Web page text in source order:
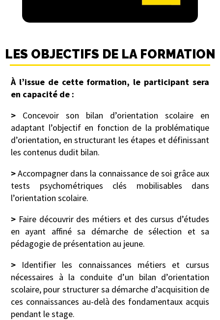
LES OBJECTIFS DE LA FORMATION
À l’issue de cette formation, le participant sera
en capacité de :
> Concevoir son bilan d’orientation scolaire en
adaptant l’objectif en fonction de la problématique
d’orientation, en structurant les étapes et définissant
les contenus dudit bilan.
>Accompagner dans la connaissance de soi grâce aux
tests psychométriques clés mobilisables dans
l’orientation scolaire.
> Faire découvrir des métiers et des cursus d’études
en ayant affiné sa démarche de sélection et sa
pédagogie de présentation au jeune.
> Identifier les connaissances métiers et cursus
nécessaires à la conduite d’un bilan d’orientation
scolaire, pour structurer sa démarche d’acquisition de
ces connaissances au-delà des fondamentaux acquis
pendant le stage.